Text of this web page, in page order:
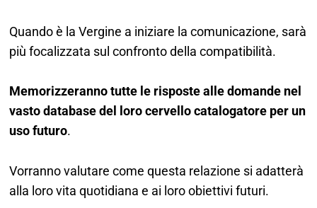
Quando è la Vergine a iniziare la comunicazione, sarà
più focalizzata sul confronto della compatibilità.
Memorizzeranno tutte le risposte alle domande nel
vasto database del loro cervello catalogatore per un
uso futuro.
Vorranno valutare come questa relazione si adatterà
alla loro vita quotidiana e ai loro obiettivi futuri.